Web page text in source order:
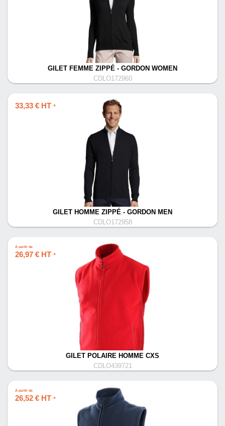
GILET FEMME ZIPPÉ - GORDON WOMEN
CDLO172960
33,33 € HT *
GILET HOMME ZIPPÉ - GORDON MEN
CDLO172958
À partir de
26,97 € HT *
GILET POLAIRE HOMME CXS
CDLO439721
À partir de
26,52 € HT *